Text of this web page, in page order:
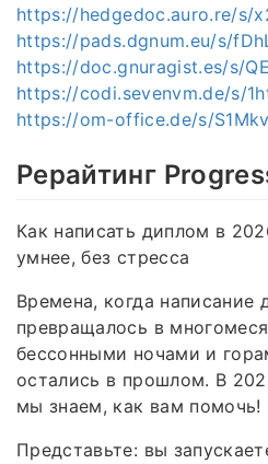
https://hedgedoc.auro.re/s/
https://pads.dgnum.eu/s/
https://doc.gnuragist.es/s/
https://codi.sevenvm.de/s/
https://om-office.de/s/
Рерайтинг
Как написать диплом в
умнее, без стресса
Времена, когда написание
превращалось в
бессонными ночами и
остались в прошлом. В
мы знаем, как вам помочь!
Представьте: вы